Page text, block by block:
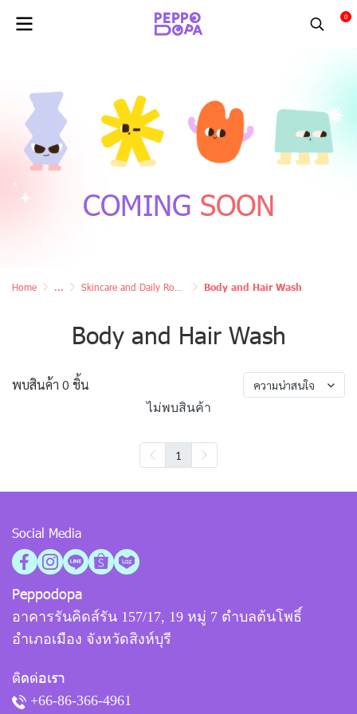
0
COMING SOON
Home ... Skincare and Daily Routine Care Body and Hair Wash
Body and Hair Wash
พบสินค้า 0 ชิ้น ความน่าสนใจ
ไม่พบสินค้า
1
Social Media
Peppodopa
อาคารรันคิดส์รัน 157/17, 19 หมู่ 7 ตำบลต้นโพธิ์
อำเภอเมือง จังหวัดสิงห์บุรี
ติดต่อเรา
+66-86-366-4961